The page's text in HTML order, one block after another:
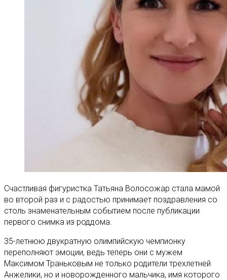
Счастливая фигуристка Татьяна Волосожар стала мамой
во второй раз и с радостью принимает поздравления со
столь знаменательным событием после публикации
первого снимка из роддома.
35-летнюю двукратную олимпийскую чемпионку
переполняют эмоции, ведь теперь они с мужем
Максимом Траньковым не только родители трехлетней
Анжелики, но и новорожденного мальчика, имя которого